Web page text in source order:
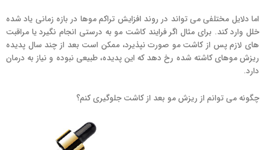
اما دلایل مختلفی می تواند در روند افزایش تراکم موها در بازه زمانی یاد شده
خلل وارد کند. برای مثال اگر فرایند کاشت مو به درستی انجام نگیرد یا مراقبت
های لازم پس از کاشت مو صورت نپذیرد، ممکن است بعد از چند سال پدیده
ریزش موهای کاشته شده رخ دهد که این پدیده، طبیعی نبوده و نیاز به درمان
دارد.
چگونه می توانم از ریزش مو بعد از کاشت جلوگیری کنم؟